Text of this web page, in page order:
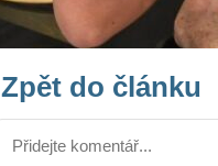
Zpět do článku